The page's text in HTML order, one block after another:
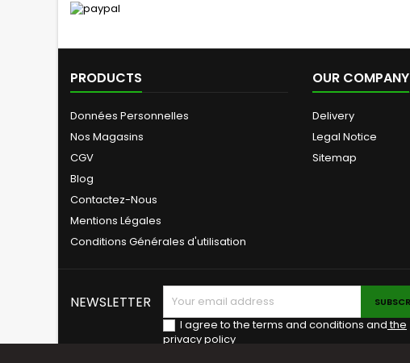
PRODUCTS
Données Personnelles
Nos Magasins
CGV
Blog
Contactez-Nous
Mentions Légales
Conditions Générales d'utilisation
OUR COMPANY
Delivery
Legal Notice
Sitemap
NEWSLETTER
I agree to the terms and conditions andthe
privacy policy